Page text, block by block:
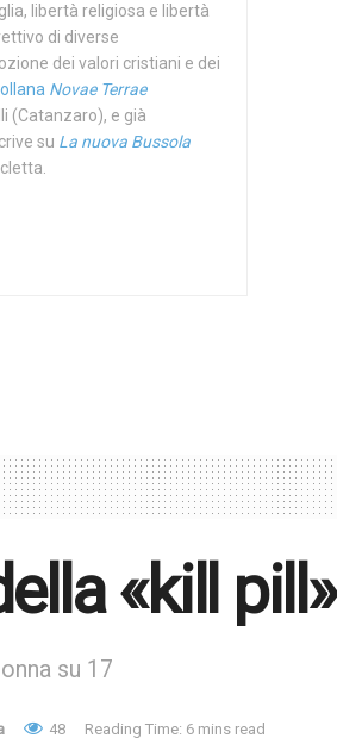
libertà religiosa e libertà
di diverse
dei valori cristiani e dei
Novae Terrae
(Catanzaro), e già
su La nuova Bussola
«kill pill»
su 17
48 Reading Time: 6 mins read